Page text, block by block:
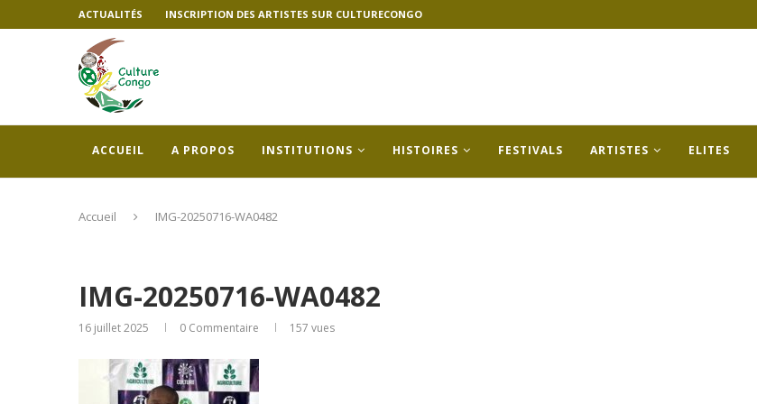
ACTUALITÉS INSCRIPTION DES ARTISTES SUR CULTURECONGO
ACCUEIL A PROPOS INSTITUTIONS HISTOIRES FESTIVALS ARTISTES ELITES
Accueil IMG-20250716-WA0482
IMG-20250716-WA0482
16 juillet 2025 0 Commentaire 157 vues